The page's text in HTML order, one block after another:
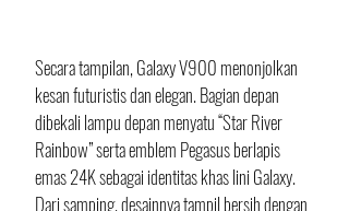
Secara tampilan, Galaxy V900 menonjolkan
kesan futuristis dan elegan. Bagian depan
dibekali lampu depan menyatu “Star River
Rainbow” serta emblem Pegasus berlapis
emas 24K sebagai identitas khas lini Galaxy.
Dari samping, desainnya tampil bersih dengan